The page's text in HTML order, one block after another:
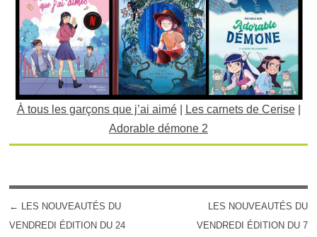
À tous les garçons que j’ai aimé| Les carnets de Cerise|
Adorable démone 2
POST NAVIGATION
← LES NOUVEAUTÉS DU
VENDREDI ÉDITION DU 24
LES NOUVEAUTÉS DU
VENDREDI ÉDITION DU 7